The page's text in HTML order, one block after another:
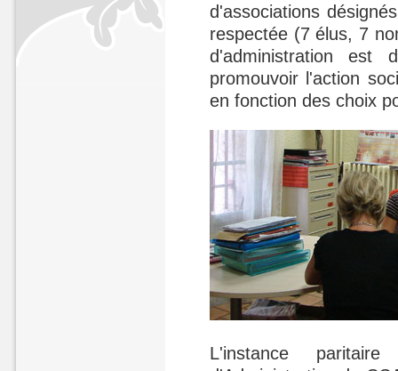
d'associations
respectée (7 élus, 7
d'administration
promouvoir l'action
en fonction des choix
L'instance